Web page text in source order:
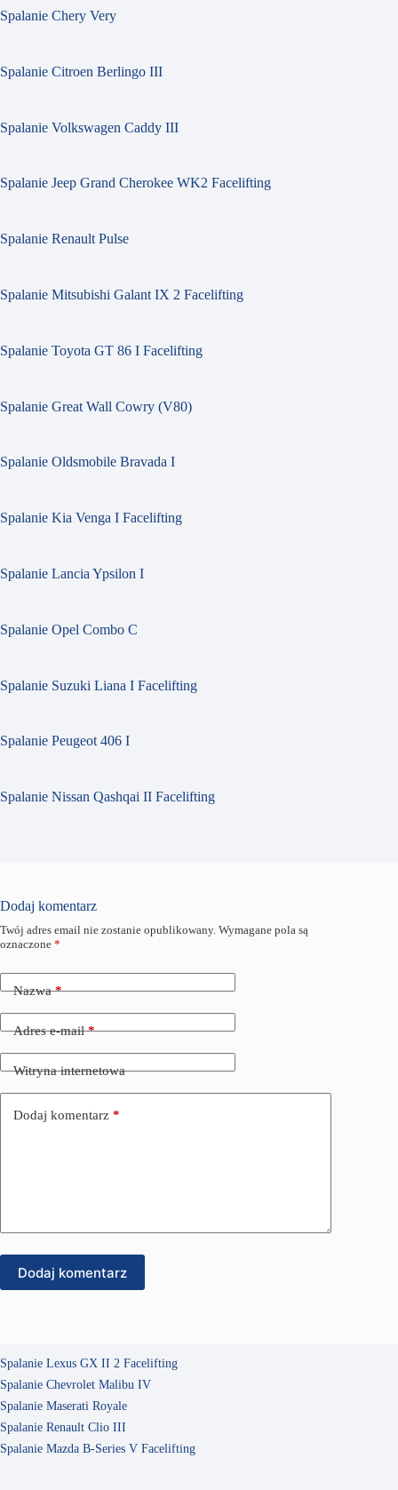
Spalanie Chery Very
Spalanie Citroen Berlingo III
Spalanie Volkswagen Caddy III
Spalanie Jeep Grand Cherokee WK2 Facelifting
Spalanie Renault Pulse
Spalanie Mitsubishi Galant IX 2 Facelifting
Spalanie Toyota GT 86 I Facelifting
Spalanie Great Wall Cowry (V80)
Spalanie Oldsmobile Bravada I
Spalanie Kia Venga I Facelifting
Spalanie Lancia Ypsilon I
Spalanie Opel Combo C
Spalanie Suzuki Liana I Facelifting
Spalanie Peugeot 406 I
Spalanie Nissan Qashqai II Facelifting
Dodaj komentarz
Twój adres email nie zostanie opublikowany. Wymagane pola są
oznaczone *
Nazwa*
Adres e-mail*
Witryna internetowa
Dodaj komentarz *
Dodaj komentarz
Spalanie Lexus GX II 2 Facelifting
Spalanie Chevrolet Malibu IV
Spalanie Maserati Royale
Spalanie Renault Clio III
Spalanie Mazda B-Series V Facelifting